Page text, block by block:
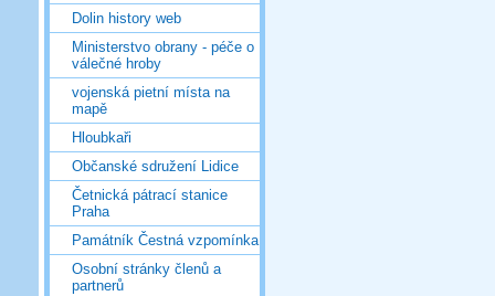
Dolin history web
Ministerstvo obrany - péče o
válečné hroby
vojenská pietní místa na
mapě
Hloubkaři
Občanské sdružení Lidice
Četnická pátrací stanice
Praha
Památník Čestná vzpomínka
Osobní stránky členů a
partnerů